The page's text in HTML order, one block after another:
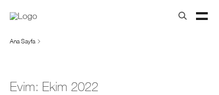
Ana Sayfa
Evim: Ekim 2022